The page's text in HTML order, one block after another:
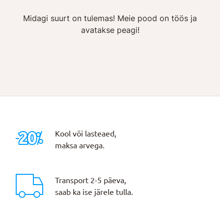
Midagi suurt on tulemas! Meie pood on töös ja
avatakse peagi!
Kool või lasteaed,
maksa arvega.
Transport 2-5 päeva,
saab ka ise järele tulla.